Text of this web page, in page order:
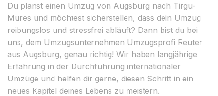
Du planst einen Umzug von Augsburg nach Tirgu-
Mures und möchtest sicherstellen, dass dein Umzug
reibungslos und stressfrei abläuft? Dann bist du bei
uns, dem Umzugsunternehmen Umzugsprofi Reuter
aus Augsburg, genau richtig! Wir haben langjährige
Erfahrung in der Durchführung internationaler
Umzüge und helfen dir gerne, diesen Schritt in ein
neues Kapitel deines Lebens zu meistern.